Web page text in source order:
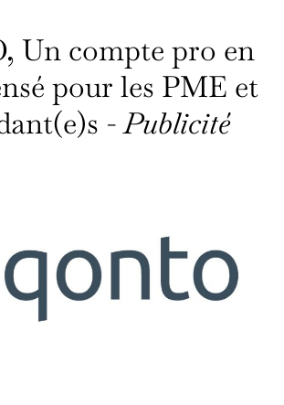
Un compte pro en
pour les PME et
-Publicité